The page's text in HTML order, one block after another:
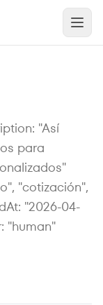
"Así
para
"cotización",
"2026-04-
"human"